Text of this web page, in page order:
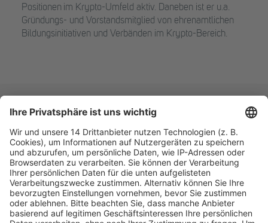
Positionen im Krypto-Umfeld aktiv. Daneben ist er u.a.
Gründungs- und Vorstandsmitglied von ehrenamtlichen
Bildungsinitiativen und Verbänden im Krypto-Bereich.
Fachmedien Recht und Wirtschaft
Ein Fachbereich der
dfv Mediengruppe